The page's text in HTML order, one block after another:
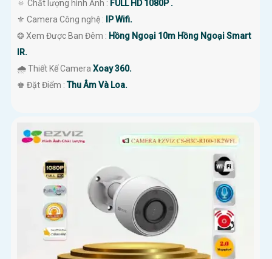
🔅 Chất lượng hình Ảnh : FULL HD 1080P .
⚜️ Camera Công nghệ :
IP Wifi.
❂ Xem Được Ban Đêm : Hồng Ngoại 10m Hồng Ngoại Smart
IR.
🌧️ Thiết Kế Camera Xoay 360.
️♚ Đặt Điểm :Thu Âm Và Loa.